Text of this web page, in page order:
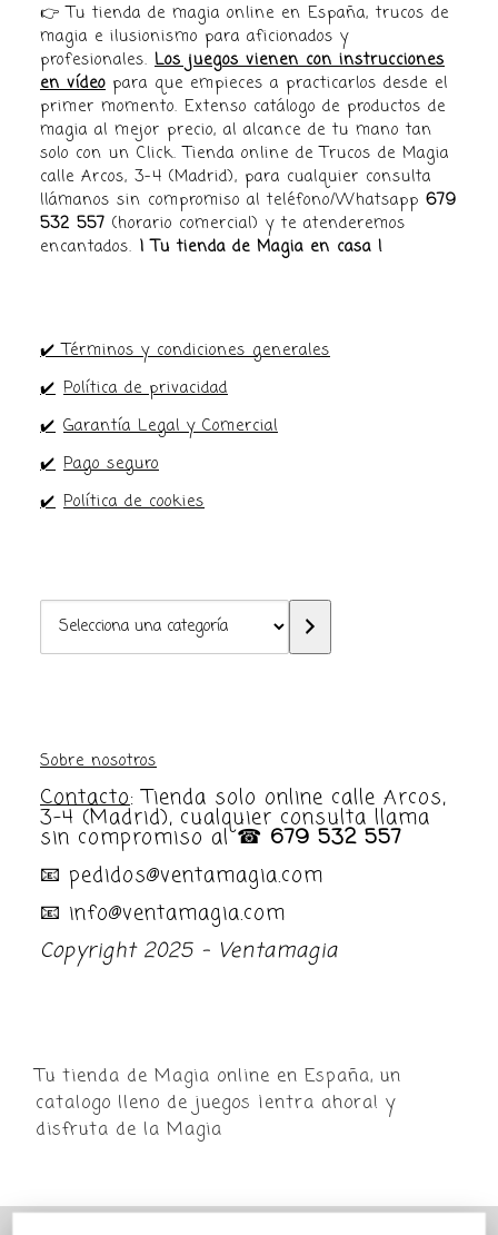
👉 Tu tienda de magia online en España, trucos de
magia e ilusionismo para aficionados y
profesionales. Los juegos vienen con instrucciones
en vídeo para que empieces a practicarlos desde el
primer momento. Extenso catálogo de productos de
magia al mejor precio, al alcance de tu mano tan
solo con un Click. Tienda online de Trucos de Magia
calle Arcos, 3-4 (Madrid), para cualquier consulta
llámanos sin compromiso al teléfono/Whatsapp 679
532 557 (horario comercial) y te atenderemos
encantados. ¡ Tu tienda de Magia en casa !
✔️ Términos y condiciones generales
✔️ Política de privacidad
✔️ Garantía Legal y Comercial
✔️ Pago seguro
✔️ Política de cookies
una
Sobre nosotros
Contacto: Tienda solo online calle Arcos,
3-4 (Madrid), cualquier consulta llama
sin compromiso al ☎ 679 532 557
📧 pedidos@ventamagia.com
📧 info@ventamagia.com
Copyright 2025 - Ventamagia
Tu tienda de Magia online en España, un
catalogo lleno de juegos ¡entra ahora! y
disfruta de la Magia